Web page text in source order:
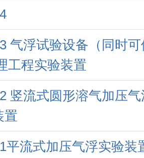
气浮试验设备（同时
工程实验装置
竖流式圆形溶气加压
置
平流式加压气浮实验装